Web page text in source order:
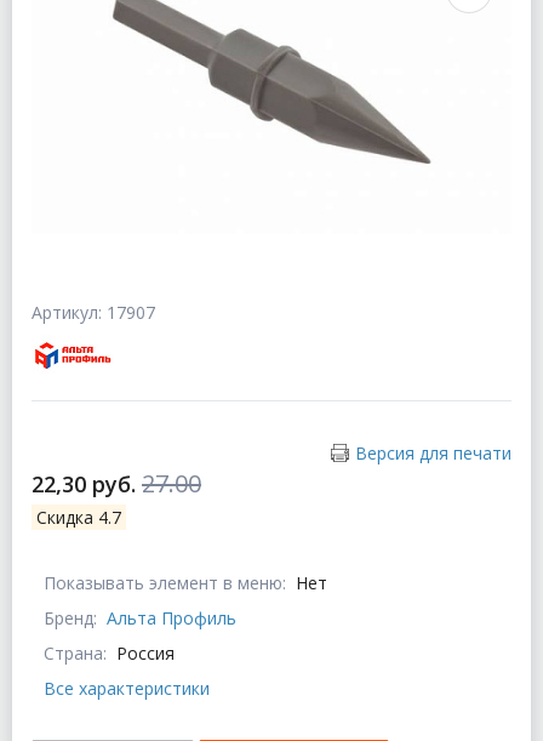
Артикул: 17907
Версия для печати
22,30 руб. 27.00
Скидка 4.7
Показывать элемент в меню: Нет
Бренд: Альта Профиль
Страна: Россия
Все характеристики